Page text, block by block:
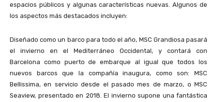
espacios públicos y algunas características nuevas. Algunos de
los aspectos más destacados incluyen:
Diseñado como un barco para todo el año, MSC Grandiosa pasará
el invierno en el Mediterráneo Occidental, y contará con
Barcelona como puerto de embarque al igual que todos los
nuevos barcos que la compañía inaugura, como son: MSC
Bellissima, en servicio desde el pasado mes de marzo, o MSC
Seaview, presentado en 2018. El invierno supone una fantástica